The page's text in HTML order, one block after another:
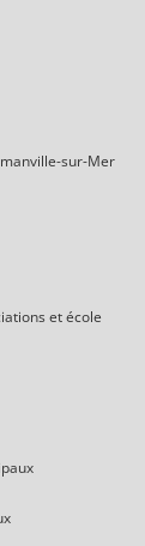
sur-Mer
et école